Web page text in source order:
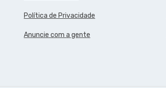
Política de Privacidade
Anuncie com a gente